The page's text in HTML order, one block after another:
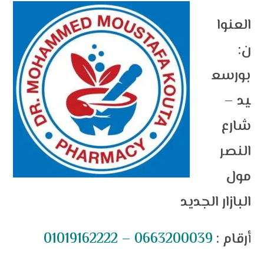
العنوا
ن:
بورسع
يد –
شارع
النصر
مول
البازار الجديد
01019162222 – 0663200039 : أرقام